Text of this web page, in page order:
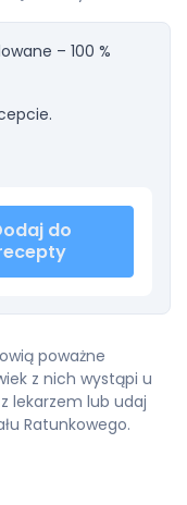
– 100 %
do
poważne
z nich wystąpi u
lekarzem lub udaj
Ratunkowego.